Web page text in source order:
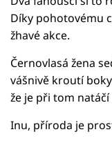
Díky pohotovému
žhavé akce.
Černovlasá žena
vášnivě kroutí
že je při tom
Inu, příroda je